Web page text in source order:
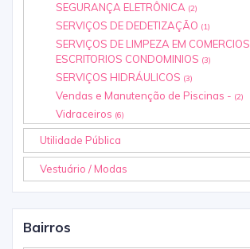
SEGURANÇA ELETRÔNICA (2)
SERVIÇOS DE DEDETIZAÇÃO (1)
SERVIÇOS DE LIMPEZA EM COMERCIOS
ESCRITORIOS CONDOMINIOS (3)
SERVIÇOS HIDRÁULICOS (3)
Vendas e Manutenção de Piscinas - (2)
Vidraceiros (6)
Utilidade Pública
Vestuário / Modas
Bairros